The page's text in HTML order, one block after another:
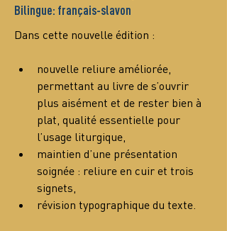
Bilingue: français-slavon
Dans cette nouvelle édition :
nouvelle reliure améliorée,
permettant au livre de s’ouvrir
plus aisément et de rester bien à
plat, qualité essentielle pour
l’usage liturgique,
maintien d’une présentation
soignée : reliure en cuir et trois
signets,
révision typographique du texte.